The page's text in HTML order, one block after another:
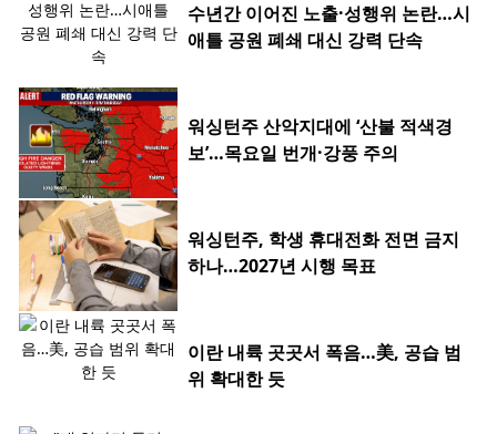
수년간 이어진 노출·성행위 논란…시
애틀 공원 폐쇄 대신 강력 단속
워싱턴주 산악지대에 ‘산불 적색경
보’…목요일 번개·강풍 주의
워싱턴주, 학생 휴대전화 전면 금지
하나…2027년 시행 목표
이란 내륙 곳곳서 폭음…美, 공습 범
위 확대한 듯